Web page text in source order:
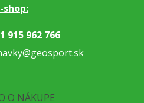
shop:
915 962 766
O NÁKUPE